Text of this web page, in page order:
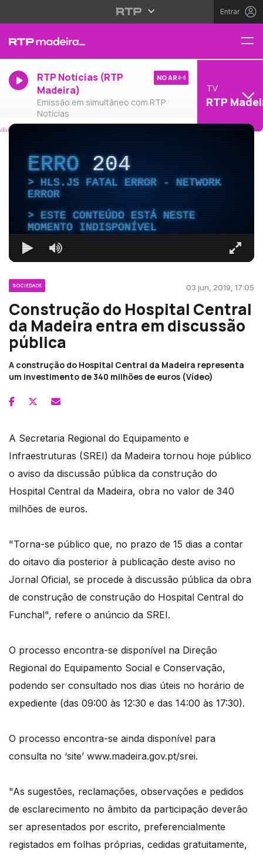
Entrar
RTP Notícias (RTP
Madeira)
Emissão em simultâneo com RTP
Notícias
NO AR
TV
RTP
ERRO204
HLS.JS FATAL ERROR - NETWORK
ERROR
ESTE CONTEÚDO ESTÁ NESTE
MOMENTO INDISPONÍVEL
SOCIEDADE 03 jun, 2019, 17:05
Construção do Hospital Central
da Madeira entra em discussão
pública
A construção do Hospital Central da Madeira representa
um investimento de 340 milhões de euros (Vídeo)
A Secretaria Regional do Equipamento e
Infraestruturas (SREI) da Madeira tornou hoje público
o aviso da discussão pública da construção do
Hospital Central da Madeira, obra no valor de 340
milhões de euros.
"Torna-se público que, no prazo de 15 dias a contar
do oitavo dia posterior à publicação deste aviso no
Jornal Oficial, se procede à discussão pública da obra
de construção de construção do Hospital Central do
Funchal", refere o anúncio da SREI.
O processo encontra-se disponível na Direção
Regional do Equipamento Social e Conservação,
podendo ser consultado nos dias úteis no horário de
expediente (das 09:00 às 12:30 e das 14:00 às 17:30).
O processo encontra-se ainda disponível para
consulta no ‘site’ www.madeira.gov.pt/srei.
"As sugestões, reclamações, observações e pedidos
de esclarecimento no âmbito da participação deverão
ser apresentados por escrito, preferencialmente
registados em folhas próprias, cedidas gratuitamente,